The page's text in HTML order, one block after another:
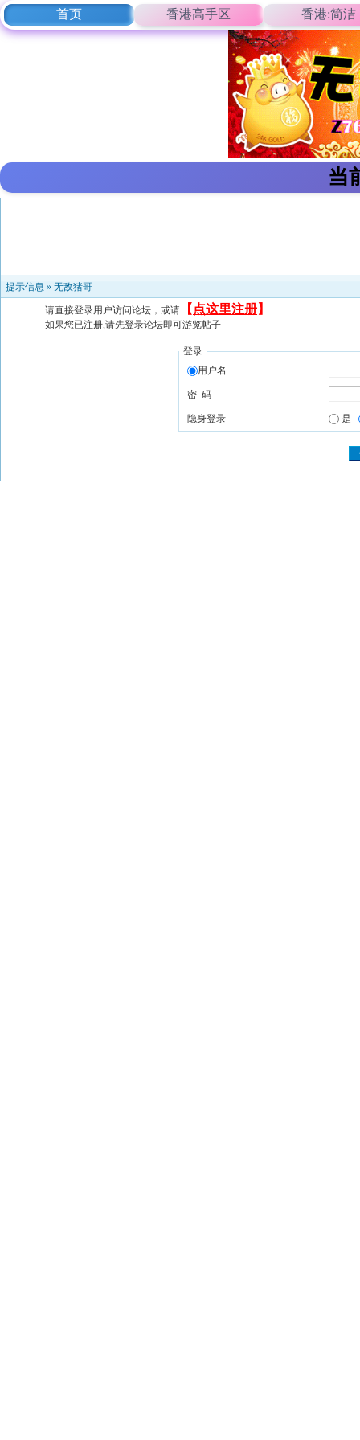
首页 香港高手区 香港:简洁
当
提示信息 » 无敌猪哥
请直接登录用户访问论坛，或请 【 点这里注册】
如果您已注册,请先登录论坛即可游览帖子
登录
用户名
密 码
隐身登录 是